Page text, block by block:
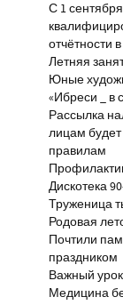
С 1
отчётности
Летняя
Юные
«Ибреси _ в
Рассылка
лицам
правилам
Дискотека
Труженица
Родовая
Почтили
праздником
Важный
Медицина